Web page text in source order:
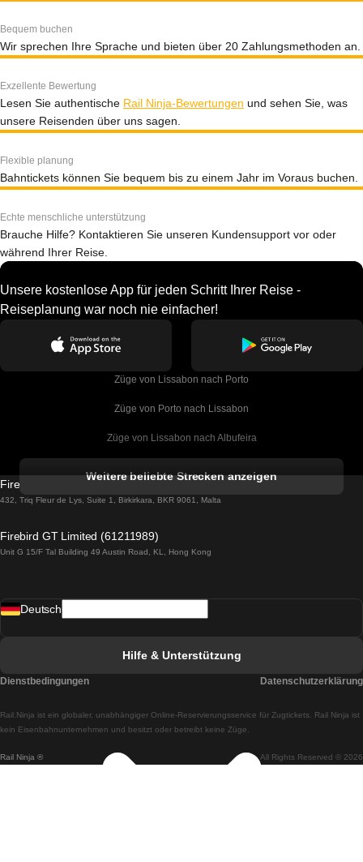
Bequem buchen
Wir sprechen Ihre Sprache und bieten über 20 Zahlungsmethoden an.
Exzellente Bewertung
Lesen Sie authentische Rail Ninja-Bewertungen und sehen Sie, was
unsere Reisenden über uns sagen.
Flexible planung
Bahntickets können Sie bequem bis zu einem Jahr im Voraus buchen.
Echte menschliche unterstützung
Brauche Hilfe? Kontaktieren Sie unseren Kundensupport vor oder
während Ihrer Reise.
Unsere kostenlose App für jeden Schritt Ihrer Reise -
Reiseplanung war noch nie einfacher!
Züge von Lissabon nach Porto
Züge von Porto nach Lissabon
Züge von Lissabon nach Albufeira
Züge von Lissabon nach Lagos
Züge von Lissabon nach Madrid
Züge von Lissabon nach Braga
Züge von Braga nach Lissabon
Weitere beliebte Strecken anzeigen
Firebird GT Limited (OC 1451)
432, Triq Fleur de Lys, Suite 1, Birkirkara, BKR 9061, Malta
Firebird GT Limited (61211989)
Unit G 15/F Tal Building 49 Austin Road, KL, Hong Kong
Rail Ninja ® All Rights Reserved © 2026
Rail.Ninja ist ein globaler, unabhängiger Online-Reservierungsservice für Zugtickets. Rail Ninja ist
kein Eisenbahnunternehmen und besitzt oder betreibt keine Züge.
Deutsch
Hilfe & Unterstützung
Dienstbedingungen Datenschutzerklärung